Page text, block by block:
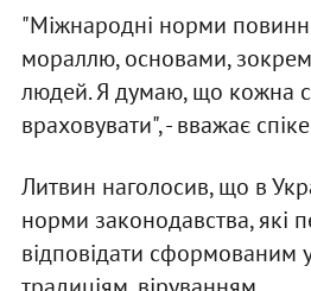
"Міжнародні норми
мораллю, основами,
людей. Я думаю, що кожна
враховувати", - вважає
Литвин наголосив, що в
норми законодавства, які
відповідати сформованим